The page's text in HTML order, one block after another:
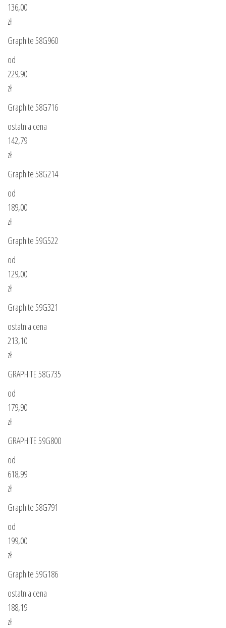
136,00
zł
Graphite 58G960
od
229,90
zł
Graphite 58G716
ostatnia cena
142,79
zł
Graphite 58G214
od
189,00
zł
Graphite 59G522
od
129,00
zł
Graphite 59G321
ostatnia cena
213,10
zł
GRAPHITE 58G735
od
179,90
zł
GRAPHITE 59G800
od
618,99
zł
Graphite 58G791
od
199,00
zł
Graphite 59G186
ostatnia cena
188,19
zł